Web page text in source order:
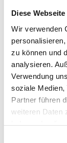
Diese
Wir verwenden
zu können und
analysieren.
Verwendung
soziale Medien,
Partner führen
weiteren Daten
Keine
Mehr